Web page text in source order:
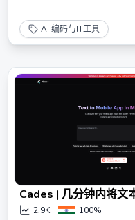
AI 编码与IT工具
Cades | 几分钟内将文
用 2.9K 100%